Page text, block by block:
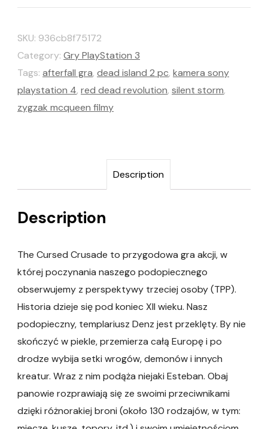
SKU: 936cb8f75172
Category: Gry PlayStation 3
Tags: afterfall gra, dead island 2 pc, kamera sony
playstation 4, red dead revolution, silent storm,
zygzak mcqueen filmy
Description
Description
The Cursed Crusade to przygodowa gra akcji, w
której poczynania naszego podopiecznego
obserwujemy z perspektywy trzeciej osoby (TPP).
Historia dzieje się pod koniec XII wieku. Nasz
podopieczny, templariusz Denz jest przeklęty. By nie
skończyć w piekle, przemierza całą Europę i po
drodze wybija setki wrogów, demonów i innych
kreatur. Wraz z nim podąża niejaki Esteban. Obaj
panowie rozprawiają się ze swoimi przeciwnikami
dzięki różnorakiej broni (około 130 rodzajów, w tym: